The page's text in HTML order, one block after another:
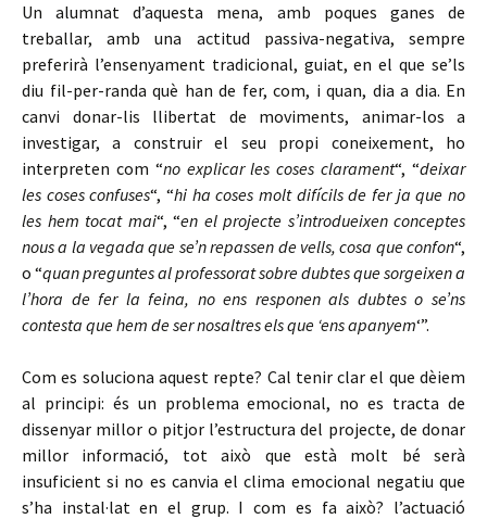
Un alumnat d’aquesta mena, amb poques ganes de
treballar, amb una actitud passiva-negativa, sempre
preferirà l’ensenyament tradicional, guiat, en el que se’ls
diu fil-per-randa què han de fer, com, i quan, dia a dia. En
canvi donar-lis llibertat de moviments, animar-los a
investigar, a construir el seu propi coneixement, ho
interpreten com “no explicar les coses clarament“, “deixar
les coses confuses“, “hi ha coses molt difícils de fer ja que no
les hem tocat mai“, “en el projecte s’introdueixen conceptes
nous a la vegada que se’n repassen de vells, cosa que confon“,
o “quan preguntes al professorat sobre dubtes que sorgeixen a
l’hora de fer la feina, no ens responen als dubtes o se’ns
contesta que hem de ser nosaltres els que ‘ens apanyem‘”.
Com es soluciona aquest repte? Cal tenir clar el que dèiem
al principi: és un problema emocional, no es tracta de
dissenyar millor o pitjor l’estructura del projecte, de donar
millor informació, tot això que està molt bé serà
insuficient si no es canvia el clima emocional negatiu que
s’ha instal·lat en el grup. I com es fa això? l’actuació